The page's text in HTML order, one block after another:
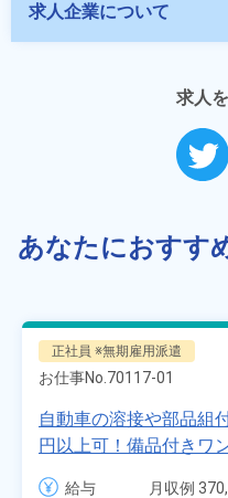
求人企業について
求人
あなたにおすす
正社員 ※無期雇用派遣
お仕事No. 70117-01
自動車の溶接や部品組
円以上可！備品付きワ
社負担★人気の土日休
給与
月収例